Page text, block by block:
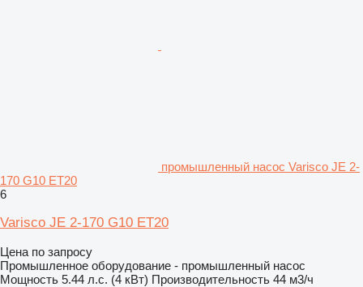
промышленный насос Varisco JE 2-
170 G10 ET20
6
Varisco JE 2-170 G10 ET20
Цена по запросу
Промышленное оборудование - промышленный насос
Мощность 5.44 л.с. (4 кВт) Производительность 44 м3/ч